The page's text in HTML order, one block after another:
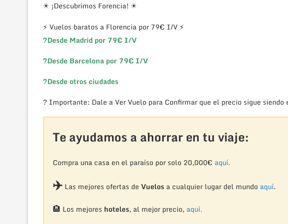
☀ ¡Descubrimos Forencia! ☀
⚡ Vuelos baratos a Florencia por 79€ I/V ⚡
?Desde Madrid por 79€ I/V
?Desde Barcelona por 79€ I/V
?Desde otros ciudades
? Importante: Dale a Ver Vuelo para Confirmar que el precio sigue siendo
Te ayudamos a ahorrar en tu viaje:
Compra una casa en el paraíso por solo 20,000€ aquí.
✈️Las mejores ofertas de Vuelosa cualquier lugar del mundo aquí.
🏨 Los mejores hoteles, al mejor precio, aquí.